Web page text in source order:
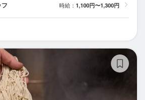
時給： 1,100円〜1,300円